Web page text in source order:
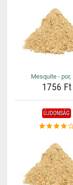
Mesquite - por,
1756 Ft
ÚJDONSÁG